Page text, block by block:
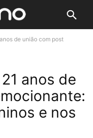
de união com post
anos de
e nos